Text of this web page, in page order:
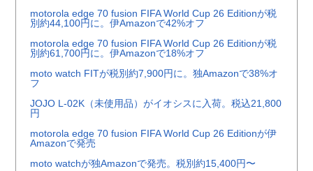
motorola edge 70 fusion FIFA World Cup 26 Editionが税
別約44,100円に。伊Amazonで42%オフ
motorola edge 70 fusion FIFA World Cup 26 Editionが税
別約61,700円に。伊Amazonで18%オフ
moto watch FITが税別約7,900円に。独Amazonで38%オ
フ
JOJO L-02K（未使用品）がイオシスに入荷。税込21,800
円
motorola edge 70 fusion FIFA World Cup 26 Editionが伊
Amazonで発売
moto watchが独Amazonで発売。税別約15,400円〜